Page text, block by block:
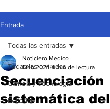
Entrada
Todas las entradas
Ciencia y Tecnología
Editorial
Todas las entradas
Secuenciación
sistemática del
Noticiero Medico
1 feb 2024 4 min de lectura